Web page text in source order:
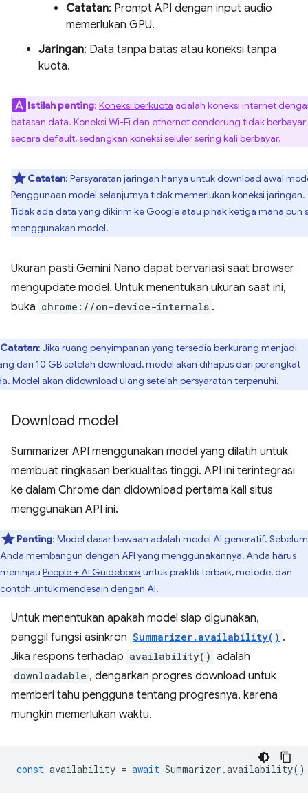
Catatan: Prompt API dengan input audio
memerlukan GPU.
Jaringan: Data tanpa batas atau koneksi tanpa
kuota.
Istilah penting: Koneksi berkuota adalah koneksi internet
batasan data. Koneksi Wi-Fi dan ethernet cenderung tidak berbayar
secara default, sedangkan koneksi seluler sering kali berbayar.
Catatan: Persyaratan jaringan hanya untuk download awal
Penggunaan model selanjutnya tidak memerlukan koneksi jaringan.
Tidak ada data yang dikirim ke Google atau pihak ketiga mana pun
menggunakan model.
Ukuran pasti Gemini Nano dapat bervariasi saat browser
mengupdate model. Untuk menentukan ukuran saat ini,
buka chrome://on-device-internals .
Catatan: Jika ruang penyimpanan yang tersedia berkurang menjadi
dari 10 GB setelah download, model akan dihapus dari perangkat
Model akan didownload ulang setelah persyaratan terpenuhi.
Download model
Summarizer API menggunakan model yang dilatih untuk
membuat ringkasan berkualitas tinggi. API ini terintegrasi
ke dalam Chrome dan didownload pertama kali situs
menggunakan API ini.
Penting: Model dasar bawaan adalah model AI generatif. Sebelum
Anda membangun dengan API yang menggunakannya, Anda harus
meninjau People + AI Guidebookuntuk praktik terbaik, metode, dan
contoh untuk mendesain dengan AI.
Untuk menentukan apakah model siap digunakan,
panggil fungsi asinkron Summarizer.availability() .
Jika respons terhadap availability() adalah
downloadable , dengarkan progres download untuk
memberi tahu pengguna tentang progresnya, karena
mungkin memerlukan waktu.
const availability = await Summarizer .availability